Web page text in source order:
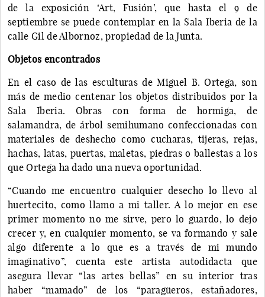
de la exposición ‘Art, Fusión’, que hasta el 9 de
septiembre se puede contemplar en la Sala Iberia de la
calle Gil de Albornoz, propiedad de la Junta.
Objetos encontrados
En el caso de las esculturas de Miguel B. Ortega, son
más de medio centenar los objetos distribuidos por la
Sala Iberia. Obras con forma de hormiga, de
salamandra, de árbol semihumano confeccionadas con
materiales de deshecho como cucharas, tijeras, rejas,
hachas, latas, puertas, maletas, piedras o ballestas a los
que Ortega ha dado una nueva oportunidad.
“Cuando me encuentro cualquier desecho lo llevo al
huertecito, como llamo a mi taller. A lo mejor en ese
primer momento no me sirve, pero lo guardo, lo dejo
crecer y, en cualquier momento, se va formando y sale
algo diferente a lo que es a través de mi mundo
imaginativo”, cuenta este artista autodidacta que
asegura llevar “las artes bellas” en su interior tras
haber “mamado” de los “paragüeros, estañadores,